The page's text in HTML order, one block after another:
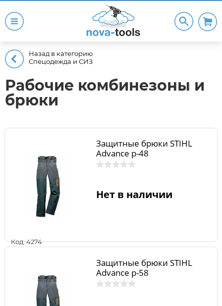
Назад в категорию
Спецодежда и СИЗ
Рабочие комбинезоны и
брюки
Код: 4274
Защитные брюки STIHL
Advance р-48
Нет в наличии
Защитные брюки STIHL
Advance р-58